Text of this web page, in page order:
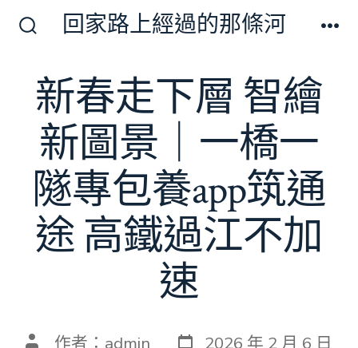
切
換
開
關
回家路上經過的那條河
新春走下層 智繪
新圖景｜一橋一
隧專包養app筑通
途 高鐵過江不加
速
文 作者： admin 發
2026 年 2 月 6 日